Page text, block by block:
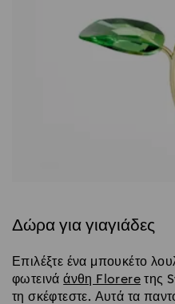
Δώρα για γιαγιάδες
Επιλέξτε ένα μπουκέτο
φωτεινάάνθη Florere της
τη σκέφτεστε. Αυτά τα